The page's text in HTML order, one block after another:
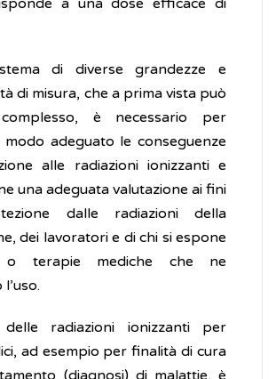
a una dose efficace di
di diverse grandezze e
di misura, che a prima vista può
è necessario per
adeguato le conseguenze
alle radiazioni ionizzanti e
una adeguata valutazione ai fini
dalle radiazioni della
dei lavoratori e di chi si espone
terapie mediche che ne
delle radiazioni ionizzanti per
ad esempio per finalità di cura